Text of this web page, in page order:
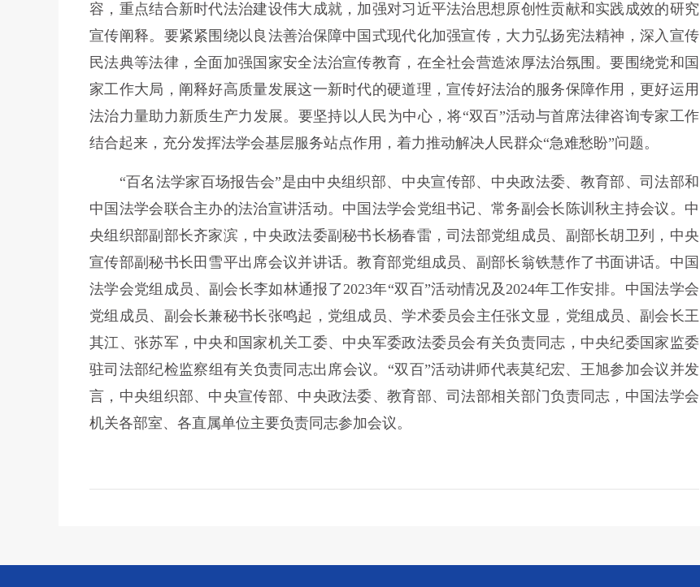
容，重点结合新时代法治建设伟大成就，加强对习近平法治思想原创性贡献和实践成效的研究
宣传阐释。要紧紧围绕以良法善治保障中国式现代化加强宣传，大力弘扬宪法精神，深入宣传
民法典等法律，全面加强国家安全法治宣传教育，在全社会营造浓厚法治氛围。要围绕党和国
家工作大局，阐释好高质量发展这一新时代的硬道理，宣传好法治的服务保障作用，更好运用
法治力量助力新质生产力发展。要坚持以人民为中心，将“双百”活动与首席法律咨询专家工作
结合起来，充分发挥法学会基层服务站点作用，着力推动解决人民群众“急难愁盼”问题。
“百名法学家百场报告会”是由中央组织部、中央宣传部、中央政法委、教育部、司法部和
中国法学会联合主办的法治宣讲活动。中国法学会党组书记、常务副会长陈训秋主持会议。中
央组织部副部长齐家滨，中央政法委副秘书长杨春雷，司法部党组成员、副部长胡卫列，中央
宣传部副秘书长田雪平出席会议并讲话。教育部党组成员、副部长翁铁慧作了书面讲话。中国
法学会党组成员、副会长李如林通报了2023年“双百”活动情况及2024年工作安排。中国法学会
党组成员、副会长兼秘书长张鸣起，党组成员、学术委员会主任张文显，党组成员、副会长王
其江、张苏军，中央和国家机关工委、中央军委政法委员会有关负责同志，中央纪委国家监委
驻司法部纪检监察组有关负责同志出席会议。“双百”活动讲师代表莫纪宏、王旭参加会议并发
言，中央组织部、中央宣传部、中央政法委、教育部、司法部相关部门负责同志，中国法学会
机关各部室、各直属单位主要负责同志参加会议。